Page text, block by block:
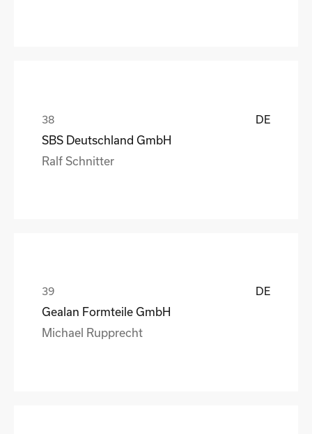
DE
SBS Deutschland GmbH
Ralf Schnitter
DE
Gealan Formteile GmbH
Michael Rupprecht